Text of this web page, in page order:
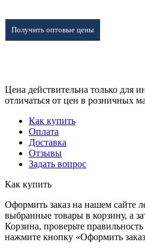
Получить оптовые цены
Цена действительна только для
отличаться от цен в розничных
Как купить
Оплата
Доставка
Отзывы
Задать вопрос
Как купить
Оформить заказ на нашем сайте
выбранные товары в корзину, а
Корзина, проверьте
нажмите кнопку «Оформить